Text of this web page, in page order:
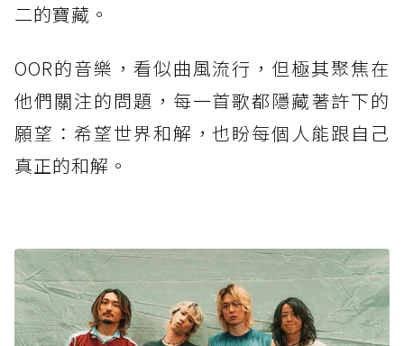
二的寶藏。
OOR的音樂，看似曲風流行，但極其聚焦在
他們關注的問題，每一首歌都隱藏著許下的
願望：希望世界和解，也盼每個人能跟自己
真正的和解。